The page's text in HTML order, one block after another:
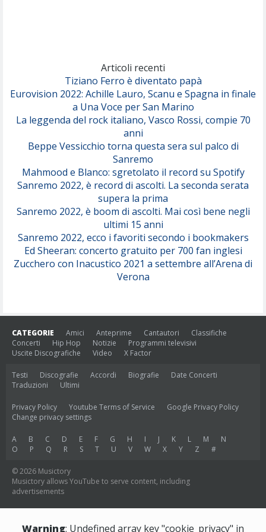
Serenamente
Articoli recenti
Tiziano Ferro è diventato papà
Eurovision 2022: Achille Lauro, Scanu e Spagna in finale
a Una Voce per San Marino
La leggenda del rock italiano, Vasco Rossi, compie 70
anni
Beppe Vessicchio torna questa sera sul palco di
Sanremo
Mahmood e Blanco: sgretolato il record su Spotify
Sanremo 2022, è record di ascolti. La seconda serata
supera la prima
Sanremo 2022, è boom di ascolti. Mai così bene negli
ultimi 15 anni
Sanremo 2022, ecco i favoriti secondo i bookmakers
Ed Sheeran: concerto gratuito per 700 fan inglesi
Zucchero con Inacustico 2021 a settembre all’Arena di
Verona
CATEGORIE Amici Anteprime Cantautori
Classifiche
Concerti
Hip Hop Notizie
Programmi televisivi
Uscite Discografiche
Video X Factor
Testi Discografie Accordi Biografie
Date Concerti
Traduzioni
Ultimi
Privacy Policy Youtube Terms of Service
Google Privacy Policy
Change privacy settings
A B C D E F G H I J K L M
N
O
P Q R S T U V W X Y Z #
© 2026 Musictory
Musictory allows YouTube to serve content, including
advertisements
Warning: Undefined array key "cookie_privacy" in